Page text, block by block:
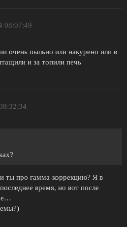
08:07:49
очень пыльно или накурено или в
и за топили печь
ты про гамма-коррекцию? Я в
время, но вот после